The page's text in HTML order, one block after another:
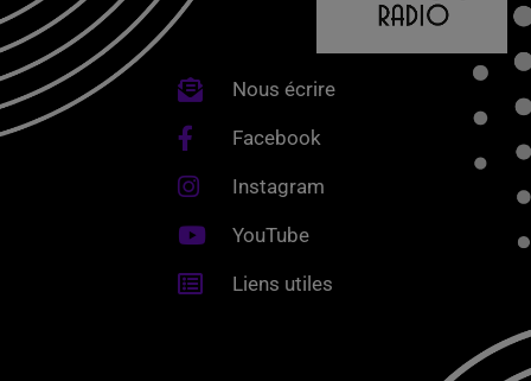
Nous écrire
Facebook
Instagram
YouTube
Liens utiles